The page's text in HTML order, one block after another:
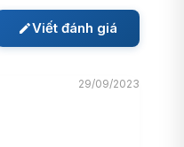
xác. Để đảm bảo
Viết đánh giá
29/09/2023